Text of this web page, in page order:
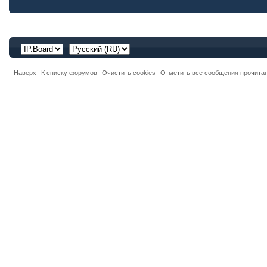
Наверх К списку форумов Очистить cookies Отметить все сообщения